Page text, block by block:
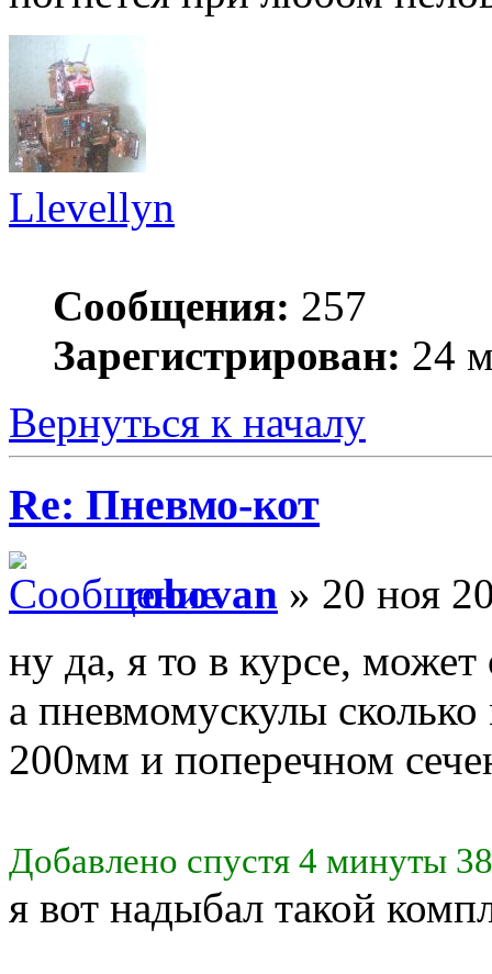
Llevellyn
Сообщения: 257
Зарегистрирован: 24
Вернуться к началу
Re: Пневмо-кот
robovan » 20 ноя
ну да, я то в курсе,
а пневмомускулы
200мм и поперечном
Добавлено спустя 4 минуты
я вот надыбал такой